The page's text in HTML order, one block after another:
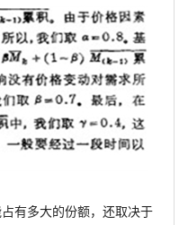
有多大的份额，还取决于